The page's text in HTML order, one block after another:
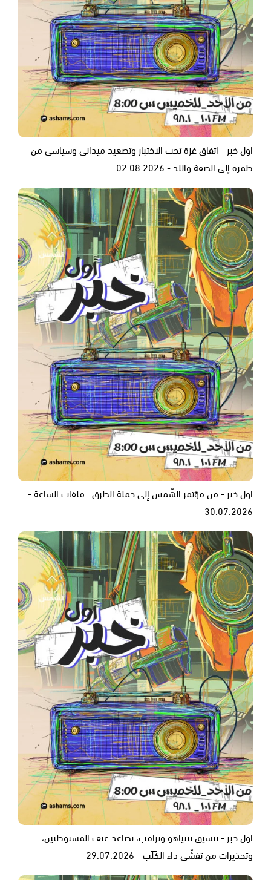
اول خبر - اتفاق غزة تحت الاختبار وتصعيد ميداني وسياسي من
طمرة إلى الضفة واللد - 02.08.2026
اول خبر - من مؤتمر الشّمس إلى حملة الطرق.. ملفات الساعة -
30.07.2026
اول خبر - تنسيق نتنياهو وترامب، تصاعد عنف المستوطنين،
وتحذيرات من تفشّي داء الكَلَب - 29.07.2026